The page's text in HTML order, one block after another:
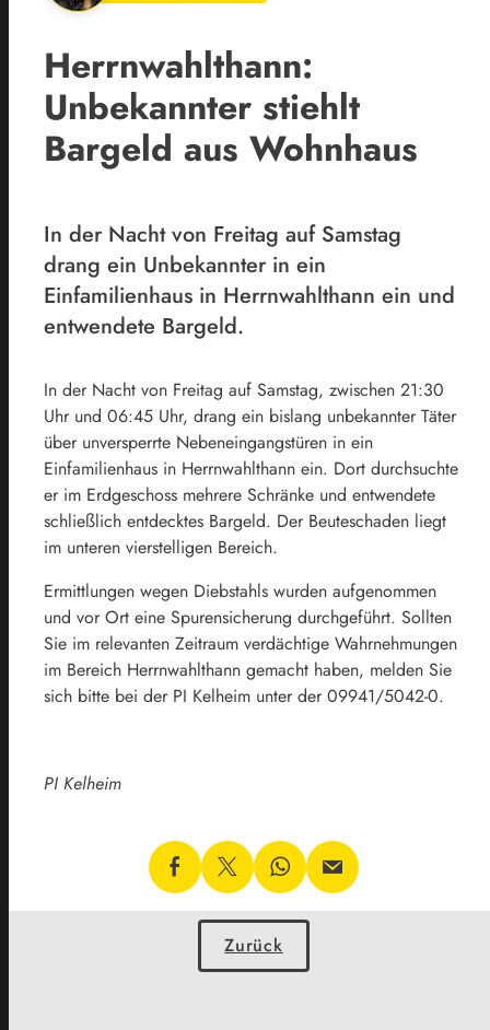
Herrnwahlthann:
Unbekannter stiehlt
Bargeld aus Wohnhaus
In der Nacht von Freitag auf Samstag
drang ein Unbekannter in ein
Einfamilienhaus in Herrnwahlthann ein und
entwendete Bargeld.
In der Nacht von Freitag auf Samstag, zwischen 21:30
Uhr und 06:45 Uhr, drang ein bislang unbekannter Täter
über unversperrte Nebeneingangstüren in ein
Einfamilienhaus in Herrnwahlthann ein. Dort durchsuchte
er im Erdgeschoss mehrere Schränke und entwendete
schließlich entdecktes Bargeld. Der Beuteschaden liegt
im unteren vierstelligen Bereich.
Ermittlungen wegen Diebstahls wurden aufgenommen
und vor Ort eine Spurensicherung durchgeführt. Sollten
Sie im relevanten Zeitraum verdächtige Wahrnehmungen
im Bereich Herrnwahlthann gemacht haben, melden Sie
sich bitte bei der PI Kelheim unter der 09941/5042-0.
PI Kelheim
Zurück